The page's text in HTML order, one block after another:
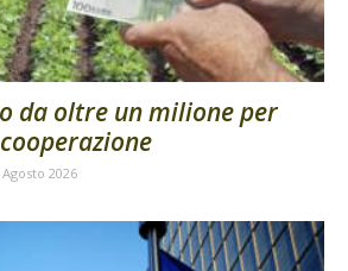
da oltre un milione per
Agosto 2026